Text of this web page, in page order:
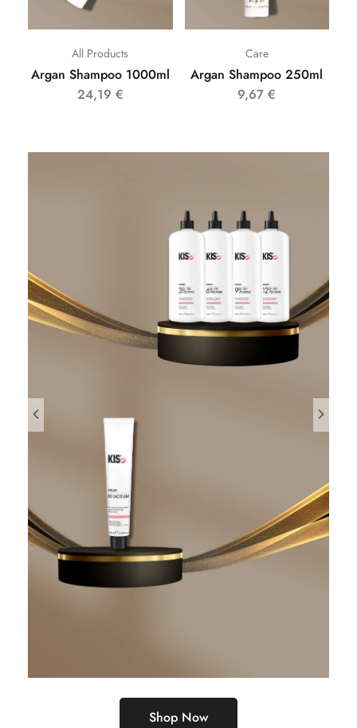
All Products
Argan Shampoo 1000ml
24,19 €
Care
Argan Shampoo 250ml
9,67€
Shop Now